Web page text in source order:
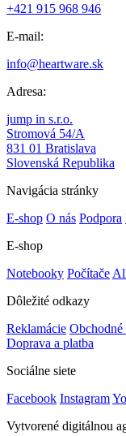
+421 915 968 946
E-mail:
info@heartware.sk
Adresa:
jump in s.r.o.
Stromová 54/A
831 01 Bratislava
Slovenská Republika
Navigácia stránky
E-shop O nás Podpora
E-shop
Notebooky Počítače
Dôležité odkazy
Reklamácie
Doprava a platba
Sociálne siete
Facebook Instagram
Vytvorené digitálnou